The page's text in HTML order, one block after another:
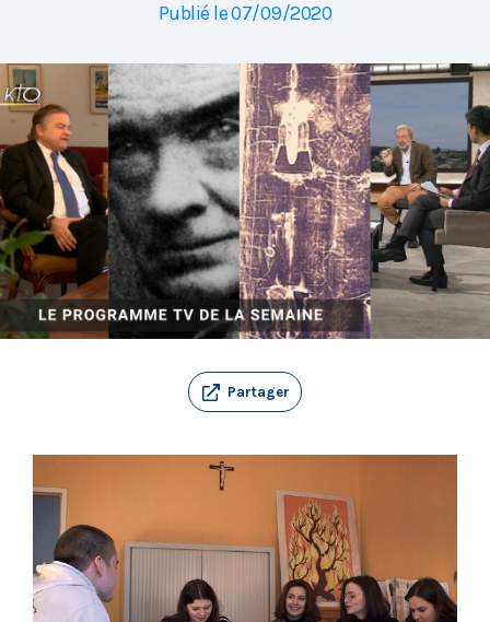
Publié le 07/09/2020
Partager